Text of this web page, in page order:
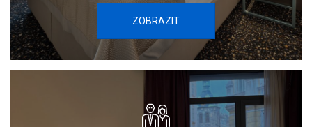
ZOBRAZIT